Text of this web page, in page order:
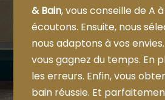
& Bain, vous conseille de A à
écoutons. Ensuite, nous
nous adaptons à vos
vous gagnez du temps. En
les erreurs. Enfin, vous
bain réussie. Et